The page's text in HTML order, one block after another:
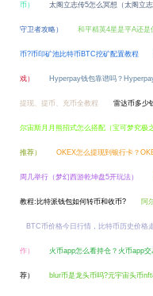
币） 太阁立志传5怎么冥想（太阁立志
守卫者攻略） 和平精英4星是平A还是
币?币印矿池比特币BTC挖矿配置教程
戏） Hyperpay钱包靠谱吗？
提现、提币、充币全教程 雷达币多少
尔宙斯月月熊招式怎么搭配（宝可梦究极
推荐） OKEX怎么提现到银行卡？
周几举行（梦幻西游乾坤盘5开玩法）
教程:比特派钱包如何转币和收币? 阿
BTC币价格今日行情，比特币历史价格
作） 火币app怎么看持仓？火币app交
荐） blur币是龙头币吗?元宇宙头币